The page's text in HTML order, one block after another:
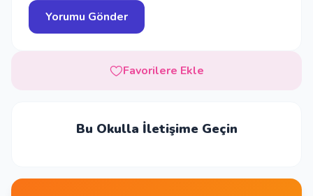
Favorilere Ekle
Bu Okulla İletişime Geçin